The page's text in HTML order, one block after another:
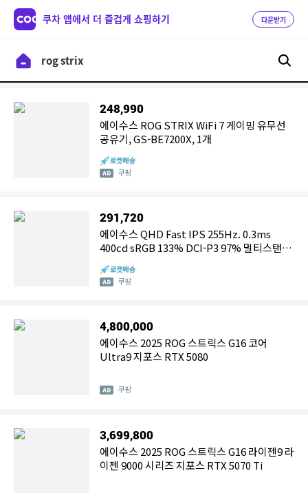
쿠차 앱에서 더 즐겁게 쇼핑하기 다운받기
248,990
에이수스 ROG STRIX WiFi 7 게이밍 유무선
공유기, GS-BE7200X, 1개
쿠팡
291,720
에이수스 QHD Fast IPS 255Hz. 0.3ms
400cd sRGB 133% DCI-P3 97% 멀티스탠드
쿠팡
4,800,000
에이수스 2025 ROG 스트릭스 G16 코어
Ultra9 지포스 RTX 5080
쿠팡
3,699,800
에이수스 2025 ROG 스트릭스 G16 라이젠9 라
이젠 9000 시리즈 지포스 RTX 5070 Ti